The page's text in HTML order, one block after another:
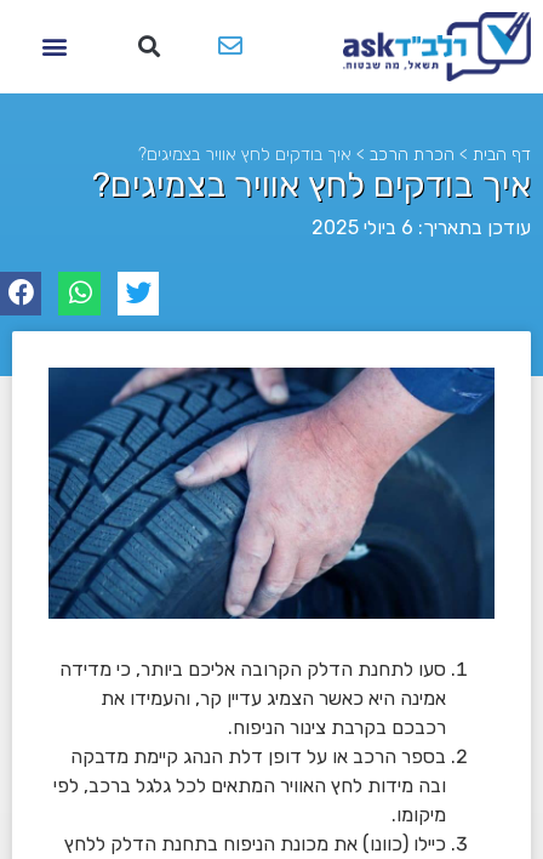
דף הבית > הכרת הרכב > איך בודקים לחץ אוויר בצמיגים?
איך בודקים לחץ אוויר בצמיגים?
עודכן בתאריך: 6 ביולי 2025
סעו לתחנת הדלק הקרובה אליכם ביותר, כי מדידה
אמינה היא כאשר הצמיג עדיין קר, והעמידו את
רכבכם בקרבת צינור הניפוח.
בספר הרכב או על דופן דלת הנהג קיימת מדבקה
ובה מידות לחץ האוויר המתאים לכל גלגל ברכב, לפי
מיקומו.
כיילו (כוונו) את מכונת הניפוח בתחנת הדלק ללחץ